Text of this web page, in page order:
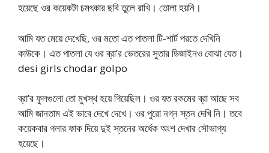
হয়েছে ওর কয়েকটা চমৎকার ছবি তুলে রাখি। তোলা হয়নি।
আমি যত মেয়ে দেখেছি, ওর মতো এত পাতলা টি-শার্ট পরতে দেখিনি
কাউকে। এত পাতলা যে ওর ব্রা’র ভেতরের সুতার ডিজাইনও বোঝা যেত।
desi girls chodar golpo
ব্রা’র ফুলগুলো তো মুখস্থ হয়ে গিয়েছিল। ওর যত রকমের ব্রা আছে সব
আমি জানতাম এই ভাবে দেখে দেখে। ওর পুরো নগ্ন স্তন দেখি নি। তবে
কয়েকবার গলার ফাক দিয়ে দুই স্তনের অর্ধেক অংশ দেখার সৌভাগ্য
হয়েছে।